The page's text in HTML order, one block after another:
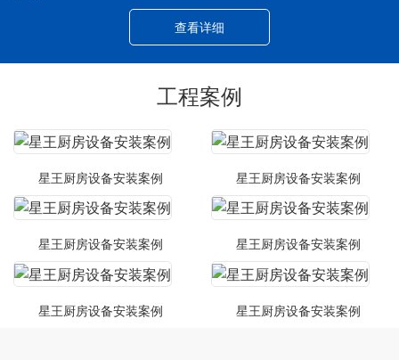
查看详细
工程案例
星王厨房设备安装案例 星王厨房设备安装案例
星王厨房设备安装案例 星王厨房设备安装案例
星王厨房设备安装案例 星王厨房设备安装案例